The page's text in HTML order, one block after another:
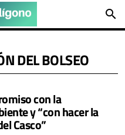
search
DEL BOLSEO
con la
y “con hacer la
Casco”